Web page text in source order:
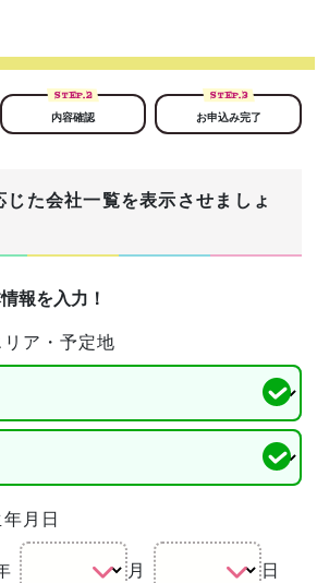
STEP.2
内容確認
STEP.3
お申込み完了
た会社一覧を表示させましょ
報を入力！
ア・予定地
月日
月 日